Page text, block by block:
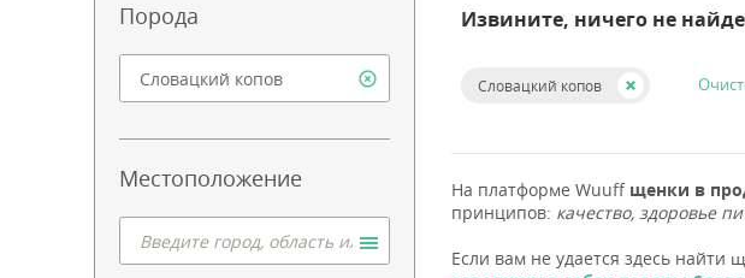
Порода
Местоположение
Извините, ничего не
Словацкий копов
На платформе Wuuff щенки в
принципов: качество, здоровье
Если вам не удается здесь найти